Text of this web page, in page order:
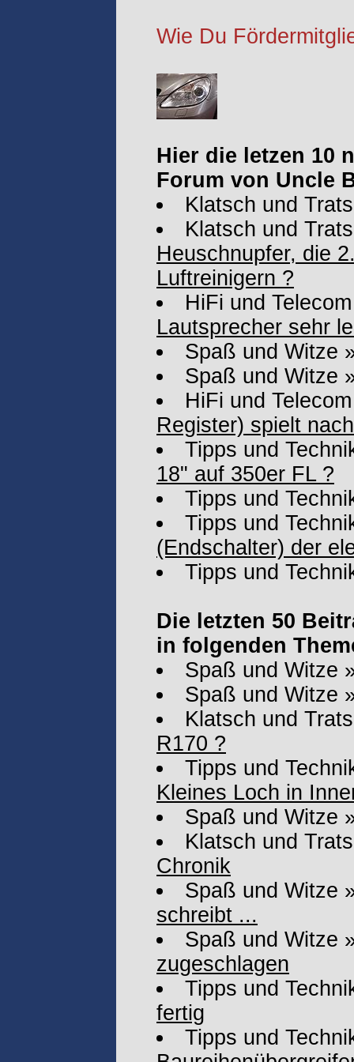
Wie Du
Hier die letzen 10
Forum von Uncle
Klatsch und
Klatsch und
Heuschnupfer, die
Luftreinigern ?
HiFi und Telecom
Lautsprecher sehr
Spaß und Witze
Spaß und Witze
HiFi und Telecom
Register) spielt
Tipps und
18" auf 350er FL ?
Tipps und
Tipps und
(Endschalter) der
Tipps und
Die letzten 50
in folgenden
Spaß und Witze
Spaß und Witze
Klatsch und
R170 ?
Tipps und
Kleines Loch in
Spaß und Witze
Klatsch und
Chronik
Spaß und Witze
schreibt ...
Spaß und Witze
zugeschlagen
Tipps und
fertig
Tipps und